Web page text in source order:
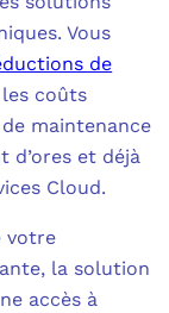
Vous
de
coûts
maintenance
d’ores et déjà
Cloud.
votre
la solution
accès à